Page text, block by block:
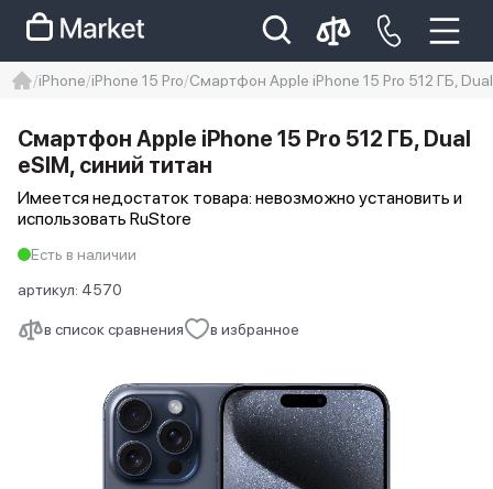
Iphone 14 pro max
айфон 14
iPhone iPhone 15 Pro Смартфон Apple iPhone 15 Pro 512 ГБ,
в список сравнения в избранное
Смартфон Apple iPhone 15 Pro 512 ГБ, Dual
eSIM, синий титан
Имеется недостаток товара: невозможно установить и
использовать RuStore
Есть в наличии
артикул: 4570